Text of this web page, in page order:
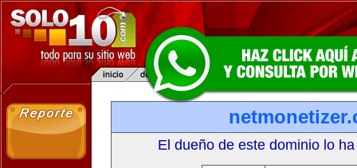
El dueño de este dominio lo